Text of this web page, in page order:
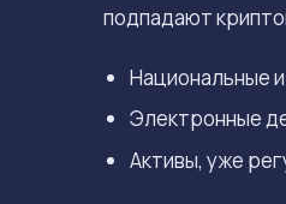
подпадают
Национальные
Электронные
Активы, уже